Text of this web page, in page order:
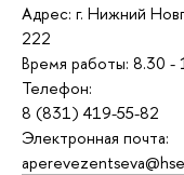
Адрес: г. Нижний
222
Время работы: 8.30 -
Телефон:
8 (831) 419-55-82
Электронная почта: